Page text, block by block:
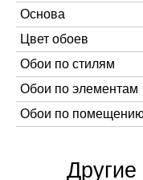
Основа
Цвет обоев
Обои по стилям
Обои по элементам
Обои по
Другие